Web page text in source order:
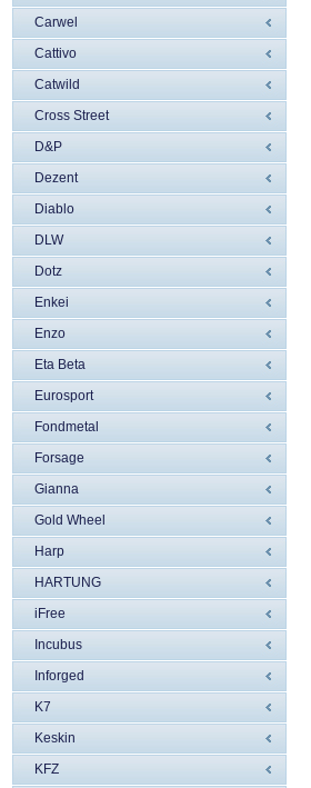
Carwel
Cattivo
Catwild
Cross Street
D&P
Dezent
Diablo
DLW
Dotz
Enkei
Enzo
Eta Beta
Eurosport
Fondmetal
Forsage
Gianna
Gold Wheel
Harp
HARTUNG
iFree
Incubus
Inforged
K7
Keskin
KFZ